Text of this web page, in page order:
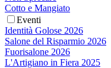
Cotto e Mangiato
Eventi
Identità Golose 2026
Salone del Risparmio 2026
Fuorisalone 2026
L'Artigiano in Fiera 2025